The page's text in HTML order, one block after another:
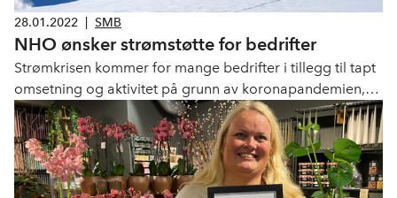
28.01.2022 SMB
NHO ønsker strømstøtte for bedrifter
Strømkrisen kommer for mange bedrifter i tillegg til tapt
omsetning og aktivitet på grunn av koronapandemien,
en hastig innført lov om pensjon fra første krone og økte
skatter. - Situasjonen er ekstraordinær, og må behandles
på den måten, sier Anniken Hauglie, viseadministrerende
direktør i NHO.